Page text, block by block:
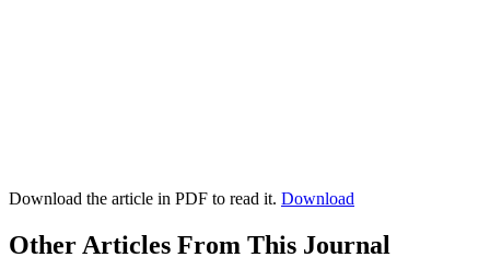
Download the article in PDF to read it. Download
Other Articles From This Journal